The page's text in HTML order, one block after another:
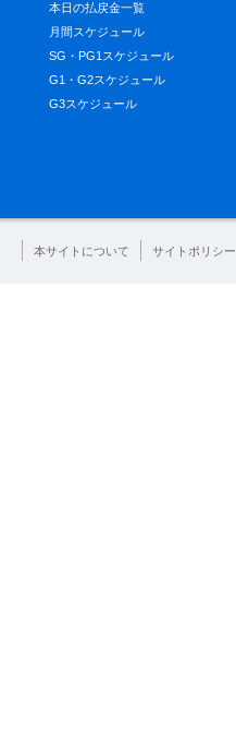
本日の払戻金一覧
月間スケジュール
SG・PG1スケジュール
G1・G2スケジュール
G3スケジュール
本サイトについて サイトポリシー